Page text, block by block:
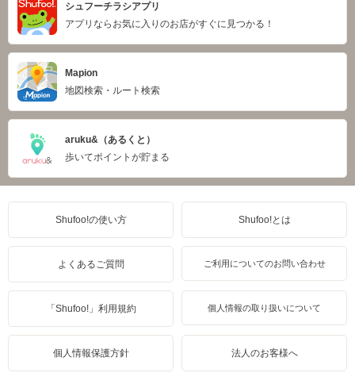
シュフーチラシアプリ
アプリならお気に入りのお店がすぐに見つかる！
Mapion
地図検索・ルート検索
aruku&（あるくと）
歩いてポイントが貯まる
Shufoo!の使い方 Shufoo!とは
よくあるご質問 ご利用についてのお問い合わせ
「Shufoo!」利用規約 個人情報の取り扱いについて
個人情報保護方針 法人のお客様へ